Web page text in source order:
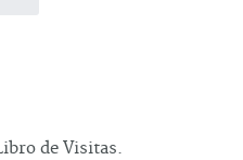
de Visitas.